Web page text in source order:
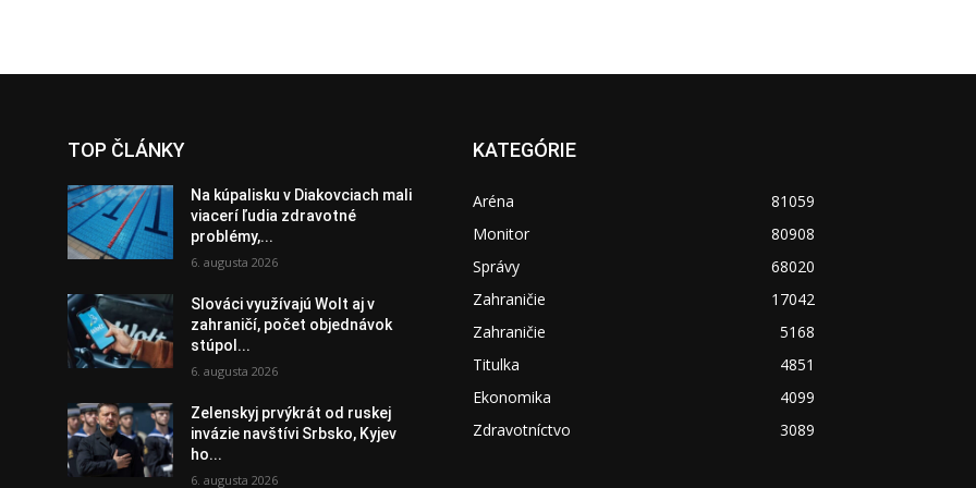
TOP ČLÁNKY
Na kúpalisku v Diakovciach mali
viacerí ľudia zdravotné
problémy,...
6. augusta 2026
Slováci využívajú Wolt aj v
zahraničí, počet objednávok
stúpol...
6. augusta 2026
Zelenskyj prvýkrát od ruskej
invázie navštívi Srbsko, Kyjev
ho...
6. augusta 2026
KATEGÓRIE
Aréna
81059
Monitor
80908
Správy
68020
Zahraničie
17042
Zahraničie
5168
Titulka
4851
Ekonomika
4099
Zdravotníctvo
3089